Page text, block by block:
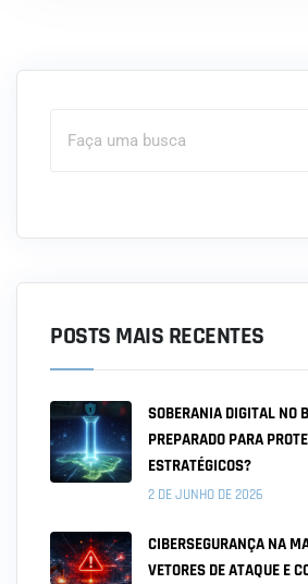
POSTS MAIS RECENTES
SOBERANIA DIGITAL NO
PREPARADO PARA
ESTRATÉGICOS?
2 DE JUNHO DE 2026
CIBERSEGURANÇA NA
VETORES DE ATAQUE E